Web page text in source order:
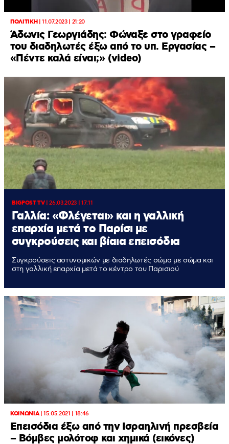
ΠΟΛΙΤΙΚΗ|11.07.2023 | 21:20
Άδωνις Γεωργιάδης: Φώναξε στο γραφείο
του διαδηλωτές έξω από το υπ. Εργασίας –
«Πέντε καλά είναι;» (video)
BIGPOST TV|26.03.2023 | 17:11
Γαλλία: «Φλέγεται» και η γαλλική
επαρχία μετά το Παρίσι με
συγκρούσεις και βίαια επεισόδια
Συγκρούσεις αστυνομικών με διαδηλωτές σώμα με σώμα και
στη γαλλική επαρχία μετά το κέντρο του Παρισιού
ΚΟΙΝΩΝΙΑ|15.05.2021 | 18:46
Επεισόδια έξω από την Ισραηλινή πρεσβεία
– Βόμβες μολότοφ και χημικά (εικόνες)